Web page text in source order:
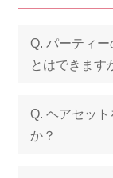
Q. パーティ
とはできます
Q. ヘアセッ
か？